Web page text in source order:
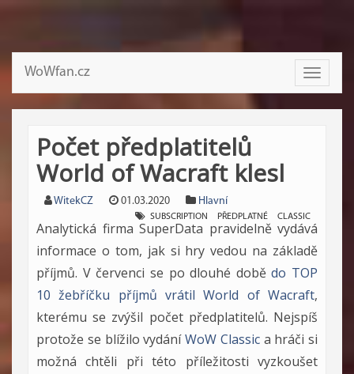
Toggle
WoWfan.cz
Počet předplatitelů
World of Wacraft klesl
WitekCZ 01.03.2020 Hlavní
SUBSCRIPTION PŘEDPLATNÉ CLASSIC
Analytická firma SuperData pravidelně vydává
informace o tom, jak si hry vedou na základě
příjmů. V červenci se po dlouhé dobědo TOP
10 žebříčku příjmů vrátil World of Wacraft,
kterému se zvýšil počet předplatitelů. Nejspíš
protože se blížilo vydáníWoW Classica hráči si
možná chtěli při této příležitosti vyzkoušet